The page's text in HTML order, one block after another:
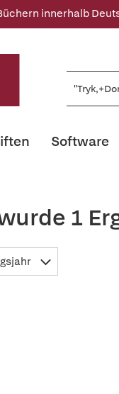
innerhalb
Software
1